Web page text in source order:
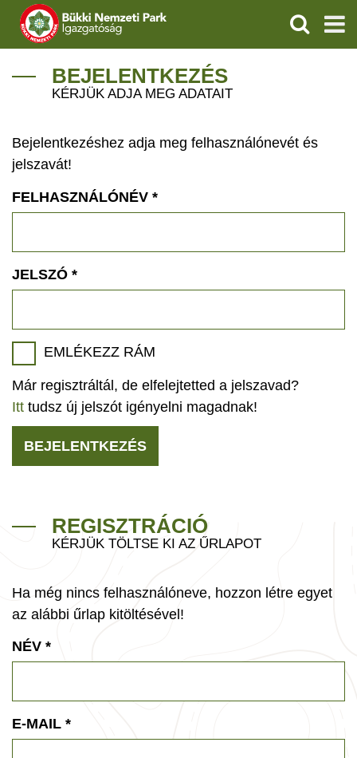
IGAZGATÓSÁG
VÍZVÉDELEM
ÖKOTURIZMUS
GEOPARKOK
KERESÉS
BEJELENTKEZÉS
KÉRJÜK ADJA MEG ADATAIT
Bejelentkezéshez adja meg felhasználónevét és
jelszavát!
FELHASZNÁLÓNÉV *
JELSZÓ *
EMLÉKEZZ RÁM
Már regisztráltál, de elfelejtetted a jelszavad?
Itt tudsz új jelszót igényelni magadnak!
BEJELENTKEZÉS
REGISZTRÁCIÓ
KÉRJÜK TÖLTSE KI AZ ŰRLAPOT
Ha még nincs felhasználóneve, hozzon létre egyet
az alábbi űrlap kitöltésével!
NÉV *
E-MAIL *